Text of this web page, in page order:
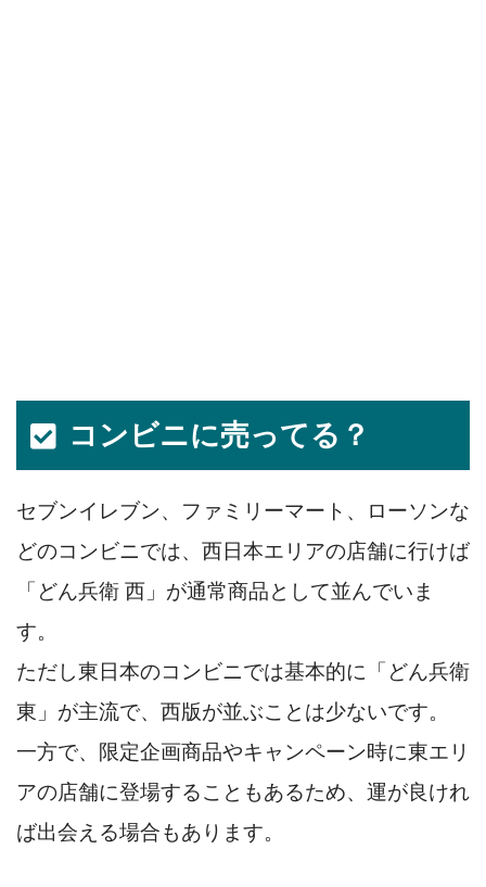
コンビニに売ってる？
セブンイレブン、ファミリーマート、ローソンな
どのコンビニでは、西日本エリアの店舗に行けば
「どん兵衛 西」が通常商品として並んでいま
す。
ただし東日本のコンビニでは基本的に「どん兵衛
東」が主流で、西版が並ぶことは少ないです。
一方で、限定企画商品やキャンペーン時に東エリ
アの店舗に登場することもあるため、運が良けれ
ば出会える場合もあります。